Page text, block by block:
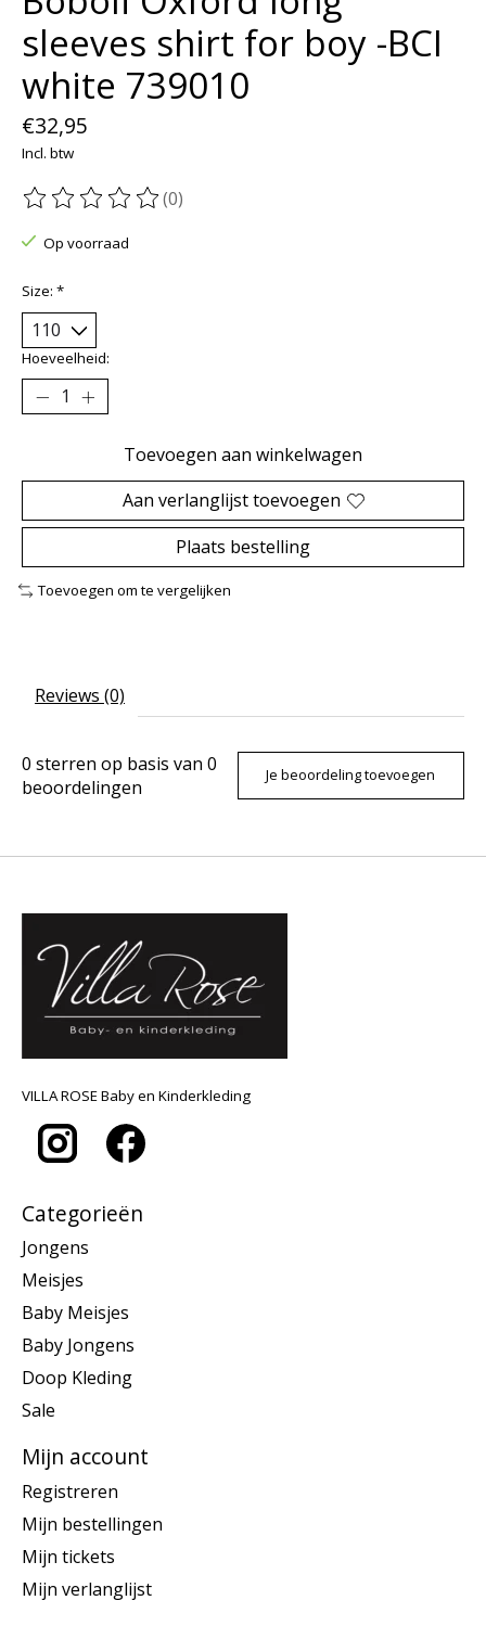
sleeves shirt for boy -BCI
white 739010
€32,95
Incl. btw
De beoordeling van dit product is
(0)
Op voorraad
Size: *
Hoeveelheid:
Toevoegen aan winkelwagen
Aan verlanglijst toevoegen
Plaats bestelling
Toevoegen om te vergelijken
Reviews (0)
0 sterren op basis van 0
beoordelingen
Je beoordeling toevoegen
VILLA ROSE Baby en Kinderkleding
Categorieën
Jongens
Meisjes
Baby Meisjes
Baby Jongens
Doop Kleding
Sale
Mijn account
Registreren
Mijn bestellingen
Mijn tickets
Mijn verlanglijst